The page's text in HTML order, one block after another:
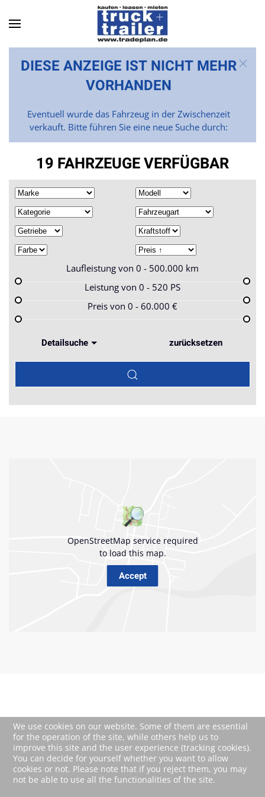
Skip to main content
DIESE ANZEIGE IST NICHT MEHR
VORHANDEN
Eventuell wurde das Fahrzeug in der Zwischenzeit
verkauft. Bitte führen Sie eine neue Suche durch:
19 FAHRZEUGE VERFÜGBAR
Laufleistung von 0 - 500.000 km
Leistung von 0 - 520 PS
Preis von 0 - 60.000 €
Detailsuche zurücksetzen
We use cookies on our website. Some of them are essential
for the operation of the site, while others help us to
improve this site and the user experience (tracking cookies).
You can decide for yourself whether you want to allow
cookies or not. Please note that if you reject them, you may
not be able to use all the functionalities of the site.